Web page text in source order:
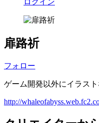
ログイン
扉路祈
フォロー
ゲーム開発以外にイラス
http://